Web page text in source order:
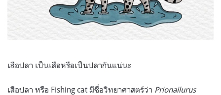
เสือปลา เป็นเสือหรือเป็นปลากันแน่นะ
เสือปลา หรือ Fishing cat มีชื่อวิทยาศาสตร์ว่า Prionailurus